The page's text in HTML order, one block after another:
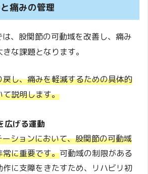
痛みの管理
、股関節の可動域を改善し、痛み
な課題となります。
し、痛みを軽減するための具体的
説明します。
広げる運動
ションにおいて、股関節の可動域
に重要です。可動域の制限がある
作に支障をきたすため、リハビリ初